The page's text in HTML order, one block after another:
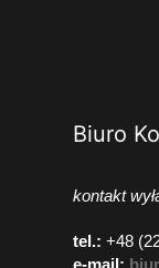
Biuro
kontakt
tel.: +48
e-mail: